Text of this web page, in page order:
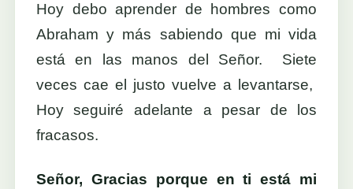
Hoy debo aprender de hombres como
Abraham y más sabiendo que mi vida
está en las manos del Señor. Siete
veces cae el justo vuelve a levantarse,
Hoy seguiré adelante a pesar de los
fracasos.
Señor, Gracias porque en ti está mi